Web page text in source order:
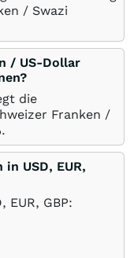
/ Swazi
/ US-Dollar
die
Franken /
.
USD, EUR,
EUR, GBP: